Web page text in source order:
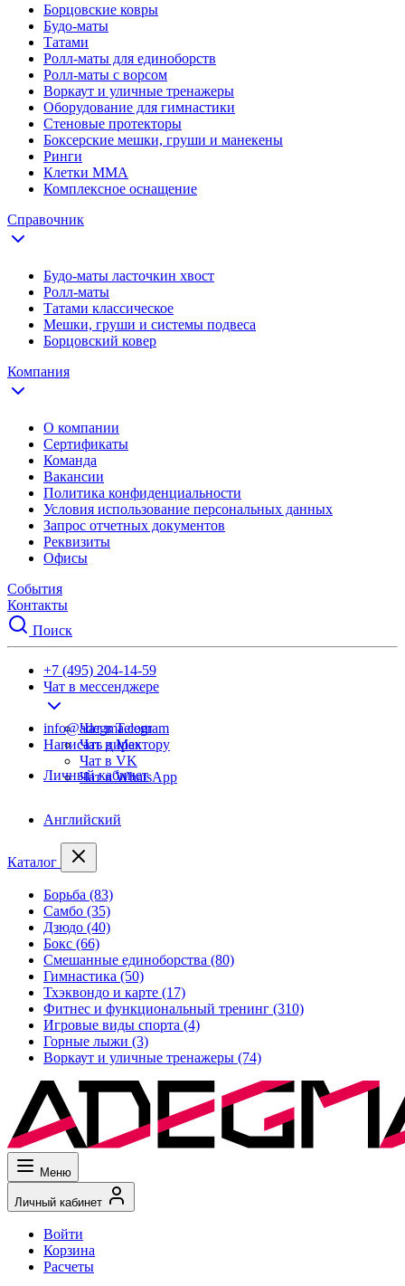
Борцовские ковры
Будо-маты
Татами
Ролл-маты для единоборств
Ролл-маты с ворсом
Воркаут и уличные тренажеры
Оборудование для гимнастики
Стеновые протекторы
Боксерские мешки, груши и манекены
Ринги
Клетки ММА
Комплексное оснащение
Справочник
Будо-маты ласточкин хвост
Ролл-маты
Татами классическое
Мешки, груши и системы подвеса
Борцовский ковер
Компания
О компании
Сертификаты
Команда
Вакансии
Политика конфиденциальности
Условия использование персональных данных
Запрос отчетных документов
Реквизиты
Офисы
События
Контакты
Поиск
+7 (495) 204-14-59
Чат в мессенджере
Чат в Telegram
Чат в Max
Чат в VK
Чат в WhatsApp
info@adegma.com
Написать директору
Личный кабинет
Английский
Каталог
Борьба (83)
Самбо (35)
Дзюдо (40)
Бокс (66)
Смешанные единоборства (80)
Гимнастика (50)
Тхэквондо и карте (17)
Фитнес и функциональный тренинг (310)
Игровые виды спорта (4)
Горные лыжи (3)
Воркаут и уличные тренажеры (74)
Меню
Личный кабинет
Войти
Корзина
Расчеты